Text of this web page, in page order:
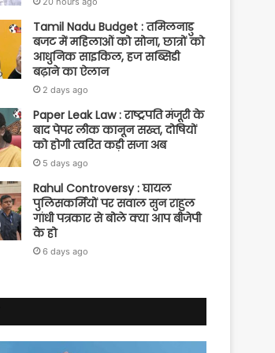
Tamil Nadu Budget : तमिलनाडु
बजट में महिलाओं को सोना, छात्रों को
आधुनिक साइकिल, हज सब्सिडी
बढ़ाने का ऐलान
2 days ago
Paper Leak Law : राष्ट्रपति मंजूरी के
बाद पेपर लीक कानून सख्त, दोषियों
को होगी त्वरित कड़ी सजा अब
5 days ago
Rahul Controversy : घायल
पुलिसकर्मियों पर सवाल सुन राहुल
गांधी पत्रकार से बोले क्या आप बीजेपी
के हो
6 days ago